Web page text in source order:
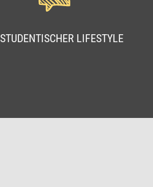
STUDENTISCHER LIFESTYLE